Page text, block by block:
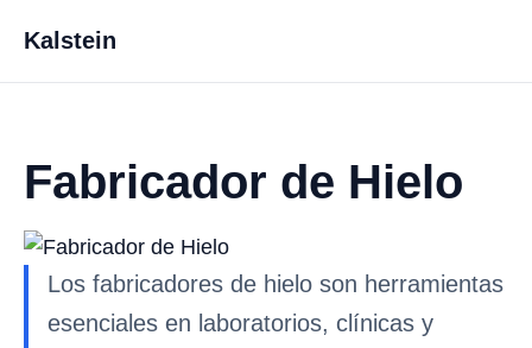
Kalstein
Fabricador de Hielo
Los fabricadores de hielo son herramientas
esenciales en laboratorios, clínicas y